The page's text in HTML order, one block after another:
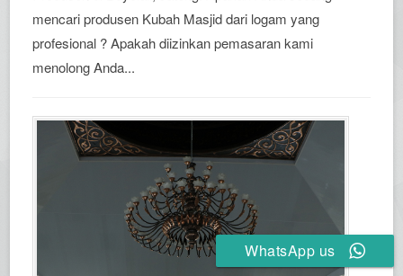
mencari produsen Kubah Masjid dari logam yang
profesional ? Apakah diizinkan pemasaran kami
menolong Anda...
WhatsApp us